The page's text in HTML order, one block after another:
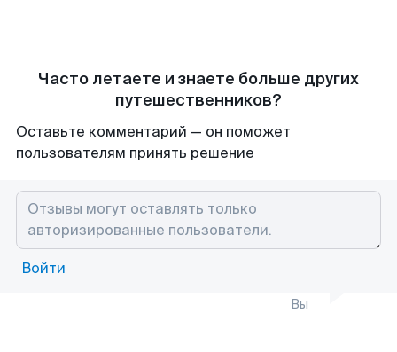
Часто летаете и знаете больше других
путешественников?
Оставьте комментарий — он поможет
пользователям принять решение
Войти
Вы